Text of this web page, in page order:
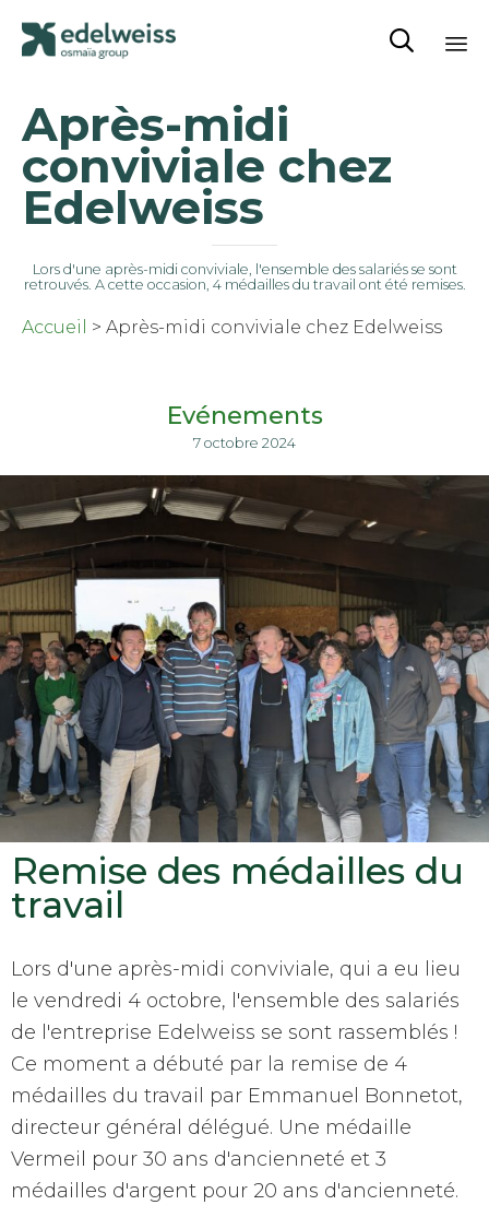

Après-midi
conviviale chez
Edelweiss
Lors d'une après-midi conviviale, l'ensemble des salariés se sont
retrouvés. A cette occasion, 4 médailles du travail ont été remises.
Accueil > Après-midi conviviale chez Edelweiss
Evénements
7 octobre 2024
Remise des médailles du
travail
Lors d'une après-midi conviviale, qui a eu lieu
le vendredi 4 octobre, l'ensemble des salariés
de l'entreprise Edelweiss se sont rassemblés !
Ce moment a débuté par la remise de 4
médailles du travail par Emmanuel Bonnetot,
directeur général délégué. Une médaille
Vermeil pour 30 ans d'ancienneté et 3
médailles d'argent pour 20 ans d'ancienneté.